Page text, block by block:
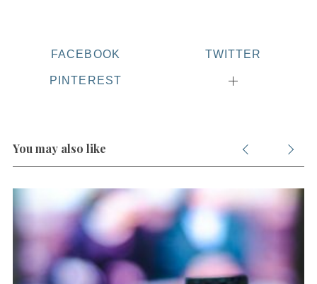
FACEBOOK TWITTER
PINTEREST
You may also like
e
a
o
r